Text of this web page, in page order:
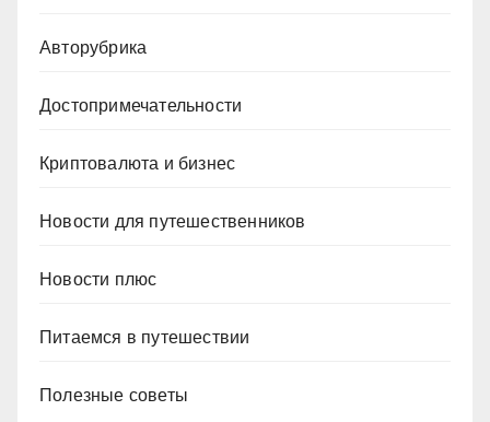
Авторубрика
Достопримечательности
Криптовалюта и бизнес
Новости для путешественников
Новости плюс
Питаемся в путешествии
Полезные советы